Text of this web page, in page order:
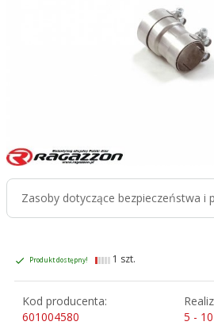
Zasoby dotyczące bezpieczeństwa i
Produkt dostępny! 1 szt.
Kod producenta:
601004580
5 -